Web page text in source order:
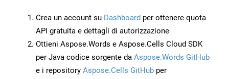
Crea un account su Dashboard per ottenere quota
API gratuita e dettagli di autorizzazione
Ottieni Aspose.Words e Aspose.Cells Cloud SDK
per Java codice sorgente da Aspose.Words GitHub
e i repository Aspose.Cells GitHub per